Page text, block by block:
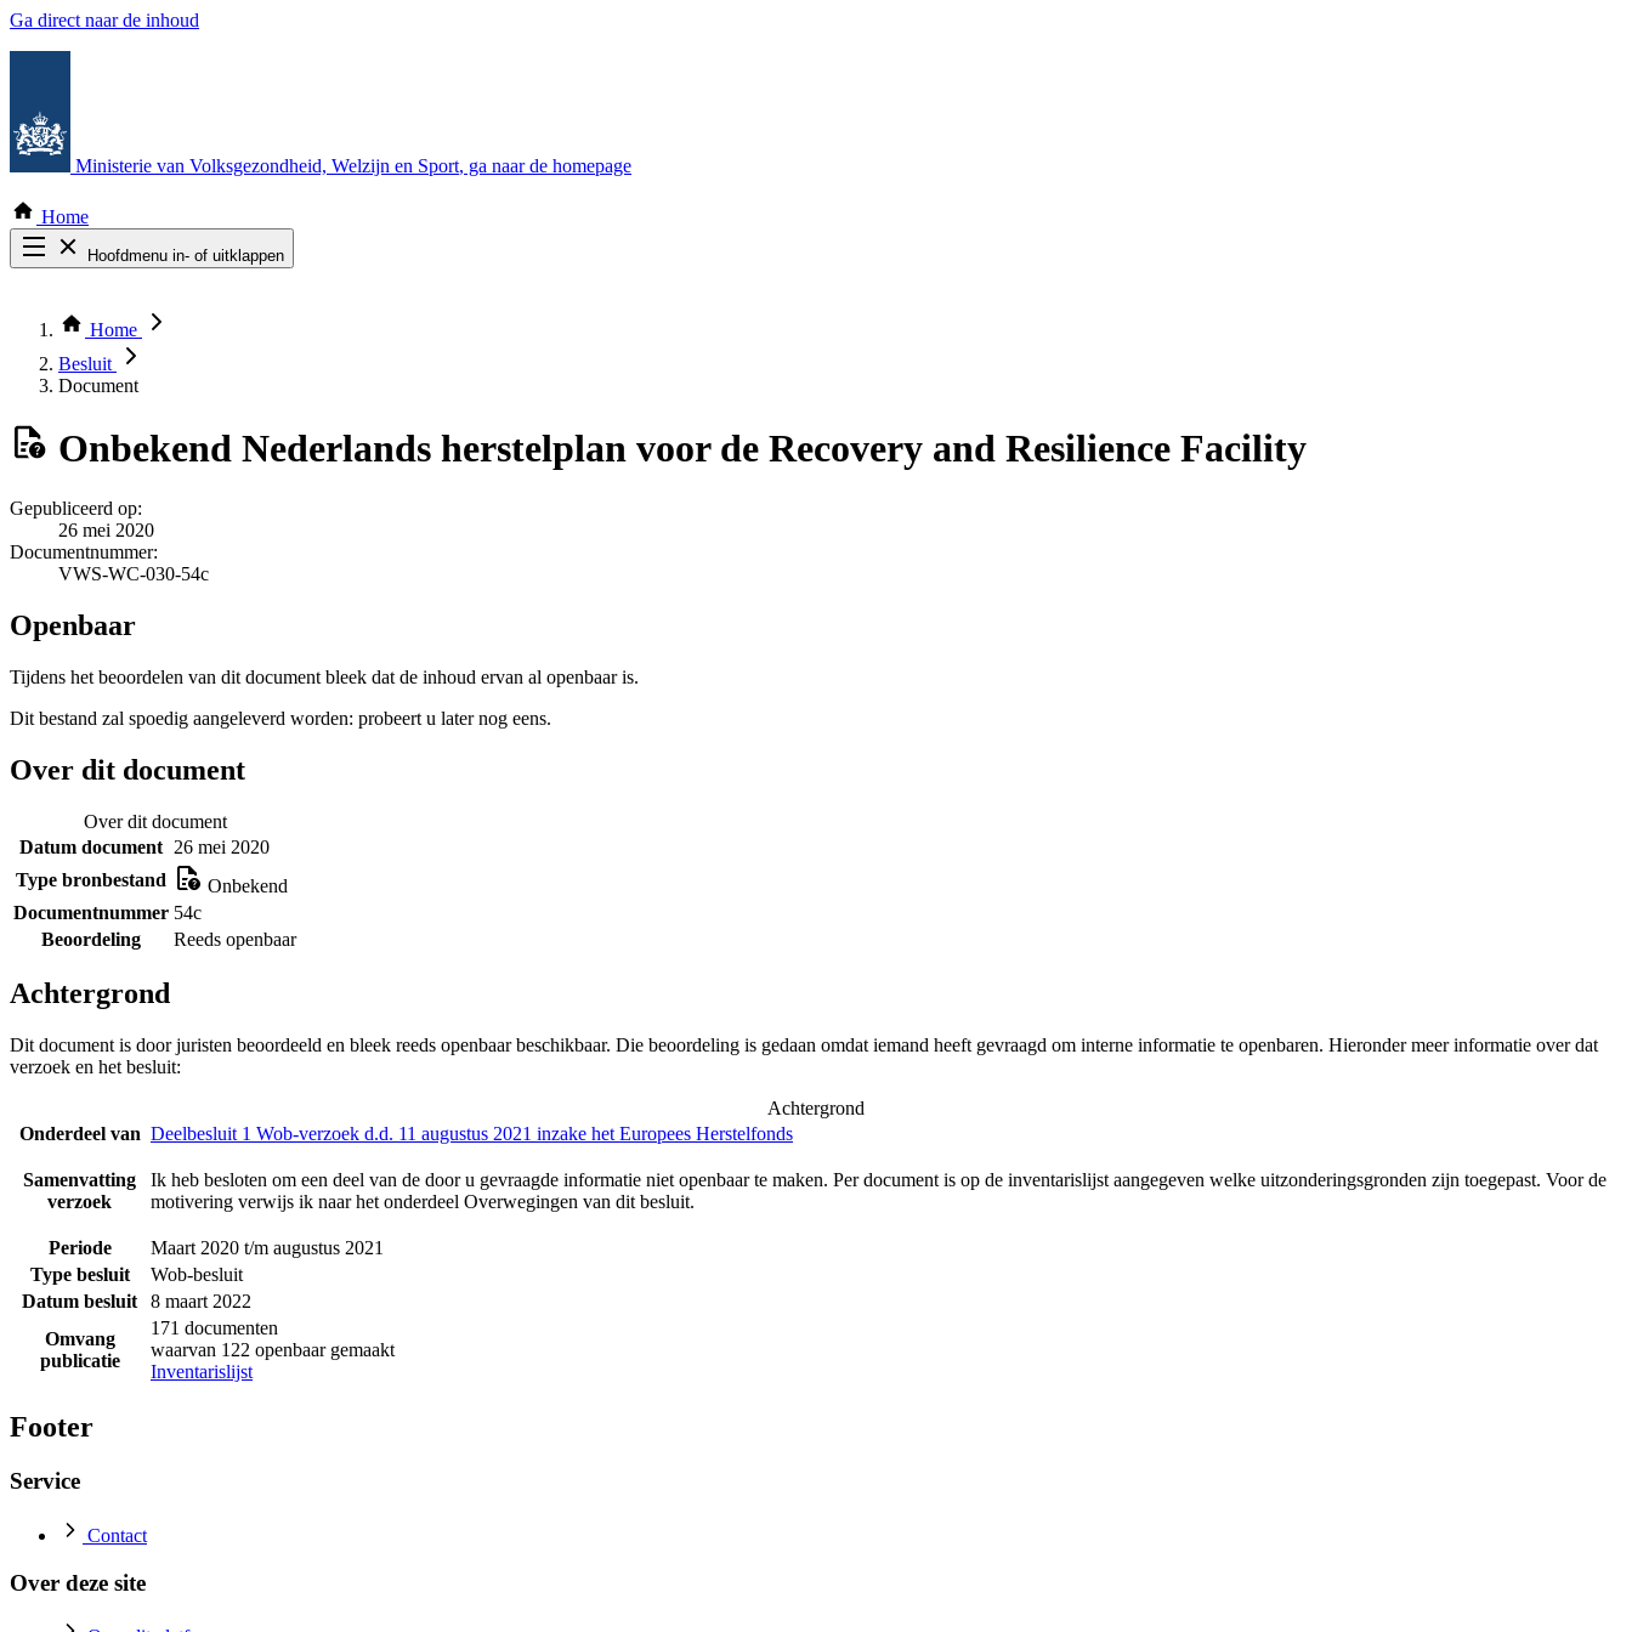
Ga direct naar de inhoud
Ministerie van Volksgezondheid, Welzijn en Sport, ga naar de homepage
Home
Hoofdmenu in- of uitklappen
Thema COVID-19
Bekijk per bestuursorgaan
Home
Besluit
Document
Onbekend Nederlands herstelplan voor de Recovery and Resilience Facility
Gepubliceerd op:
26 mei 2020
Documentnummer:
VWS-WC-030-54c
Openbaar
Tijdens het beoordelen van dit document bleek dat de inhoud ervan al openbaar is.
Dit bestand zal spoedig aangeleverd worden: probeert u later nog eens.
Over dit document
Over dit document
Datum document 26 mei 2020
Type bronbestand
Onbekend
Documentnummer 54c
Beoordeling
Reeds openbaar
Achtergrond
Dit document is door juristen beoordeeld en bleek reeds openbaar beschikbaar. Die beoordeling is gedaan omdat iemand heeft gevraagd om interne informatie te openbaren. Hieronder meer informatie over dat
verzoek en het besluit:
Achtergrond
Onderdeel van Deelbesluit 1 Wob-verzoek d.d. 11 augustus 2021 inzake het Europees Herstelfonds
Samenvatting
verzoek
Ik heb besloten om een deel van de door u gevraagde informatie niet openbaar te maken. Per document is op de inventarislijst aangegeven welke uitzonderingsgronden zijn toegepast. Voor de
motivering verwijs ik naar het onderdeel Overwegingen van dit besluit.
Periode
Maart 2020 t/m augustus 2021
Type besluit
Wob-besluit
Datum besluit
8 maart 2022
Omvang
publicatie
171 documenten
waarvan 122 openbaar gemaakt
Inventarislijst
Footer
Service
Contact
Over deze site